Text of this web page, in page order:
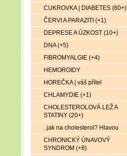
CUKROVKA | DIABETES (60+)
ČERVI A PARAZITI (+1)
DEPRESE A ÚZKOST (10+)
DNA (+5)
FIBROMYALGIE (+4)
HEMOROIDY
HOREČKA | váš přítel
CHLAMYDIE (+1)
CHOLESTEROLOVÁ LEŽ A
STATINY (20+)
..jak na cholesterol? Hlavou
CHRONICKÝ ÚNAVOVÝ
SYNDROM (+8)